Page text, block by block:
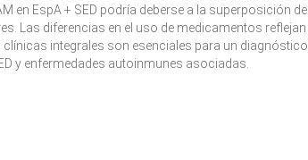
en EspA + SED podría deberse a la superposición de
Las diferencias en el uso de medicamentos reflejan
integrales son esenciales para un diagnóstico
y enfermedades autoinmunes asociadas.